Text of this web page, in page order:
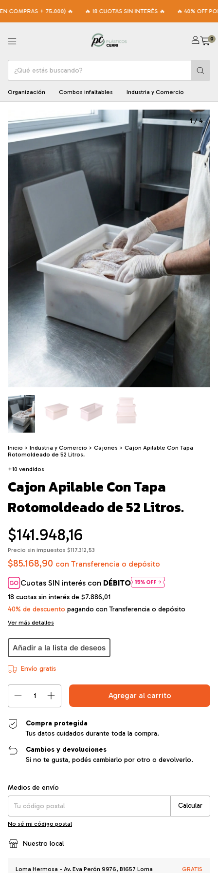
+ 75.000) 🔥 🔥 18 CUOTAS SIN INTERÉS 🔥 🔥 40% OFF POR
0
Organización Combos infaltables Industria y Comercio
1/4
Inicio > Industria y Comercio > Cajones > Cajon Apilable Con Tapa
Rotomoldeado de 52 Litros.
+10 vendidos
Cajon Apilable Con Tapa
Rotomoldeado de 52 Litros.
$141.948,16
Precio sin impuestos $117.312,53
$85.168,90 con Transferencia o depósito
Cuotas SIN interés con DÉBITO
18 cuotas sin interés de $7.886,01
40% de descuento pagando con Transferencia o depósito
Ver más detalles
Añadir a la lista de deseos
Envío gratis
Compra protegida
Tus datos cuidados durante toda la compra.
Cambios y devoluciones
Si no te gusta, podés cambiarlo por otro o devolverlo.
Entregas para el CP:
Medios de envío
Calcular
No sé mi código postal
Nuestro local
Loma Hermosa - Av. Eva Perón 9976, B1657 Loma
GRATIS